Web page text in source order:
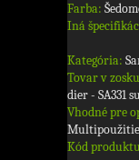
Farba:
Iná
Kategória:
Tovar v
dier - SA331
Vhodné pre
Kód